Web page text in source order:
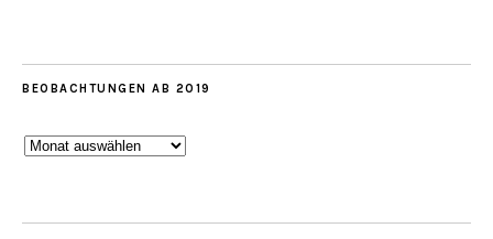
BEOBACHTUNGEN AB 2019
Beobachtungen